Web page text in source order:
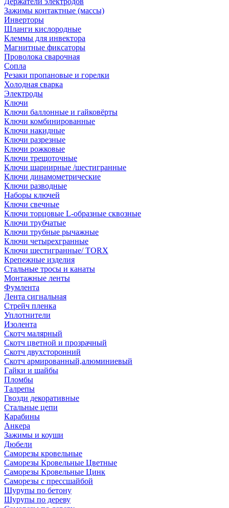
Зажимы контактные (массы)
Инверторы
Шланги кислородные
Клеммы для инвектора
Магнитные фиксаторы
Проволока сварочная
Сопла
Резаки пропановые и горелки
Холодная сварка
Электроды
Ключи
Ключи баллонные и гайковёрты
Ключи комбинированные
Ключи накидные
Ключи разрезные
Ключи рожковые
Ключи трещоточные
Ключи шарнирные /шестигранные
Ключи динамометрические
Ключи разводные
Наборы ключей
Ключи свечные
Ключи торцовые L-образные сквозные
Ключи трубчатые
Ключи трубные рычажные
Ключи четырехгранные
Ключи шестигранные/ TORX
Крепежные изделия
Стальные тросы и канаты
Монтажные ленты
Фумлента
Лента сигнальная
Стрейч пленка
Уплотнители
Изолента
Скотч малярный
Скотч цветной и прозрачный
Скотч двухсторонний
Скотч армированный,алюминиевый
Гайки и шайбы
Пломбы
Талрепы
Гвозди декоративные
Стальные цепи
Карабины
Анкера
Зажимы и коуши
Дюбели
Саморезы кровельные
Саморезы Кровельные Цветные
Саморезы Кровельные Цинк
Саморезы с прессшайбой
Шурупы по бетону
Шурупы по дереву